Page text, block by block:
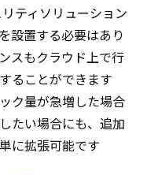
ティソリューション
設置する必要はあり
スもクラウド上で行
ることができます
ク量が急増した場合
たい場合にも、追加
に拡張可能です